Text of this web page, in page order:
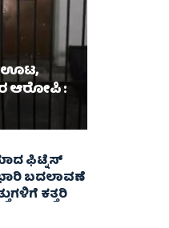
ಊಟ,
ಆರೋಪಿ :
ಫಿಟ್ನೆಸ್
ಬದಲಾವಣೆ
ಕತ್ತರಿ